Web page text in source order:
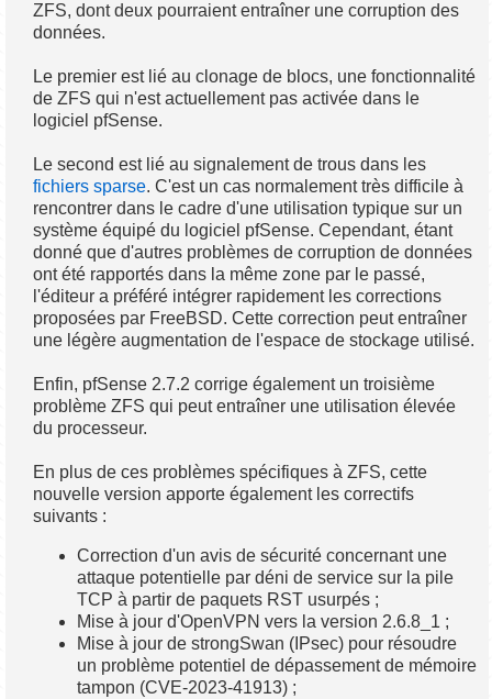
ZFS, dont deux pourraient entraîner une corruption des
données.
Le premier est lié au clonage de blocs, une fonctionnalité
de ZFS qui n'est actuellement pas activée dans le
logiciel pfSense.
Le second est lié au signalement de trous dans les
fichiers sparse. C'est un cas normalement très difficile à
rencontrer dans le cadre d'une utilisation typique sur un
système équipé du logiciel pfSense. Cependant, étant
donné que d'autres problèmes de corruption de données
ont été rapportés dans la même zone par le passé,
l'éditeur a préféré intégrer rapidement les corrections
proposées par FreeBSD. Cette correction peut entraîner
une légère augmentation de l'espace de stockage utilisé.
Enfin, pfSense 2.7.2 corrige également un troisième
problème ZFS qui peut entraîner une utilisation élevée
du processeur.
En plus de ces problèmes spécifiques à ZFS, cette
nouvelle version apporte également les correctifs
suivants :
Correction d'un avis de sécurité concernant une
attaque potentielle par déni de service sur la pile
TCP à partir de paquets RST usurpés ;
Mise à jour d'OpenVPN vers la version 2.6.8_1 ;
Mise à jour de strongSwan (IPsec) pour résoudre
un problème potentiel de dépassement de mémoire
tampon (CVE-2023-41913) ;